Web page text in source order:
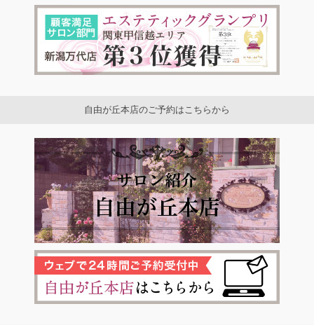
自由が丘本店のご予約はこちらから